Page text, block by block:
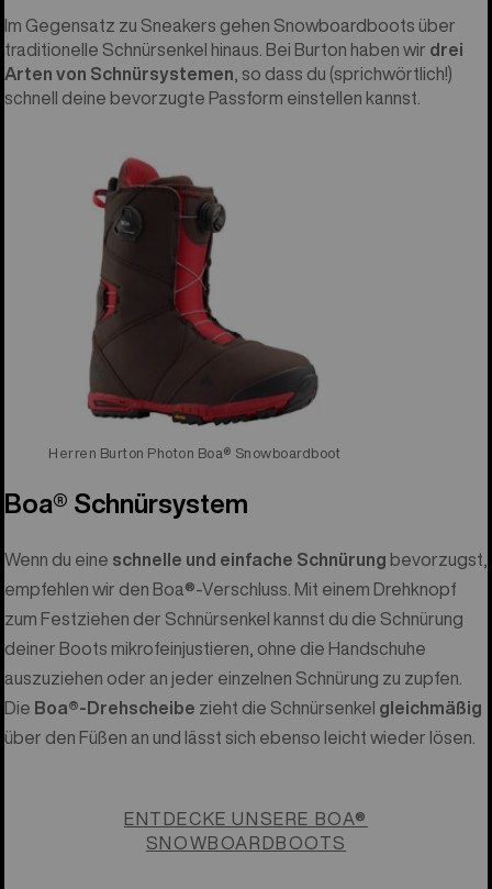
Im Gegensatz zu Sneakers gehen Snowboardboots über
traditionelle Schnürsenkel hinaus. Bei Burton haben wir drei
Arten von Schnürsystemen , so dass du (sprichwörtlich!)
schnell deine bevorzugte Passform einstellen kannst.
Herren Burton Photon Boa® Snowboardboot
Boa® Schnürsystem
Wenn du eine schnelle und einfache Schnürung bevorzugst,
empfehlen wir den Boa®-Verschluss. Mit einem Drehknopf
zum Festziehen der Schnürsenkel kannst du die Schnürung
deiner Boots mikrofeinjustieren, ohne die Handschuhe
auszuziehen oder an jeder einzelnen Schnürung zu zupfen.
Die Boa®-Drehscheibe zieht die Schnürsenkel gleichmäßig
über den Füßen an und lässt sich ebenso leicht wieder lösen.
ENTDECKE UNSERE BOA®
SNOWBOARDBOOTS